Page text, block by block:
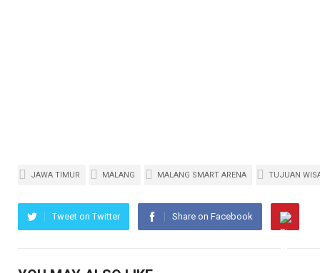
JAWA TIMUR MALANG MALANG SMART ARENA TUJUAN
Tweet on Twitter Share on Facebook